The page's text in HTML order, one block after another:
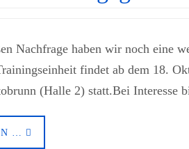
Nachfrage haben wir noch eine
findet ab dem 18.
(Halle 2) statt.Bei Interesse
…